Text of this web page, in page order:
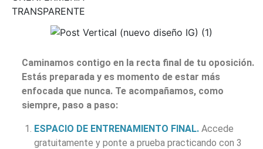
Caminamos contigo en la recta final de tu oposición.
Estás preparada y es momento de estar más
enfocada que nunca. Te acompañamos, como
siempre, paso a paso:
ESPACIO DE ENTRENAMIENTO FINAL. Accede
gratuitamente y ponte a prueba practicando con 3